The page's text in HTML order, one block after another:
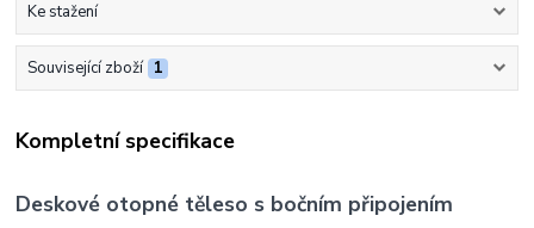
Ke stažení
Související zboží 1
Kompletní specifikace
Deskové otopné těleso s bočním připojením